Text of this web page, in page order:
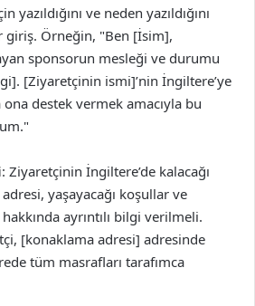
yazıldığını ve neden yazıldığını
giriş. Örneğin, "Ben [İsim],
sponsorun mesleği ve durumu
[Ziyaretçinin ismi]’nin İngiltere’ye
ona destek vermek amacıyla bu
: Ziyaretçinin İngiltere’de kalacağı
yaşayacağı koşullar ve
ayrıntılı bilgi verilmeli.
[konaklama adresi] adresinde
tüm masrafları tarafımca